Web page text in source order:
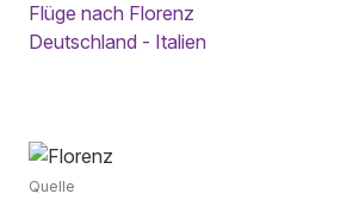
Flüge nach Florenz
Deutschland - Italien
Quelle